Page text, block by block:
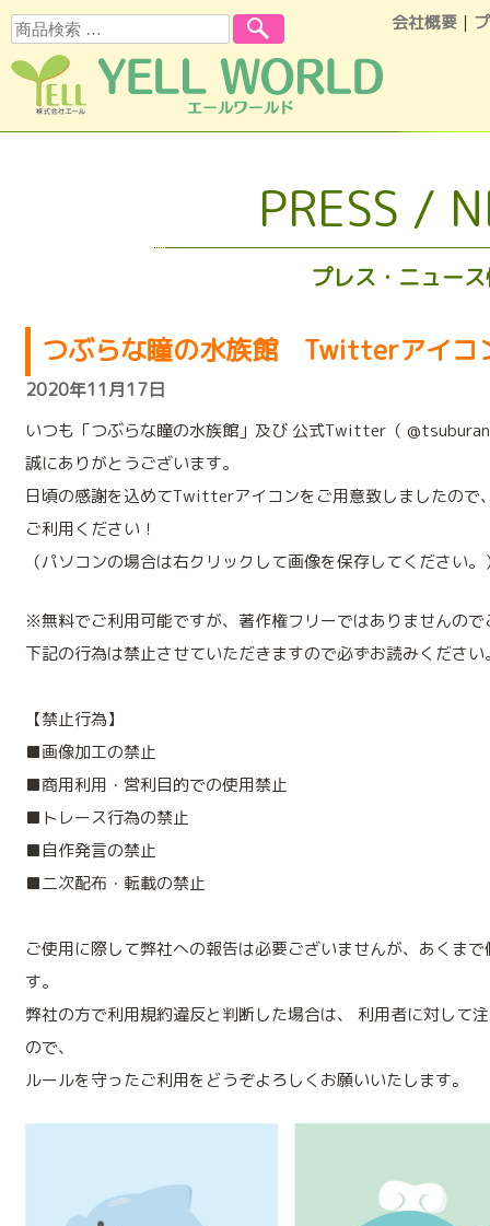
会社概要 ｜
検索
PRESS /
プレス・ニュー
つぶらな瞳の水族館 Twitterアイコ
2020年11月17日
いつも「つぶらな瞳の水族館」及び 公式Twitter（
誠にありがとうございます。
日頃の感謝を込めてTwitterアイコンをご用意致しましたので
ご利用ください！
（パソコンの場合は右クリックして画像を保存してください。
※無料でご利用可能ですが、著作権フリーではありませんので
下記の行為は禁止させていただきますので必ずお読みください
【禁止行為】
■画像加工の禁止
■商用利用・営利目的での使用禁止
■トレース行為の禁止
■自作発言の禁止
■二次配布・転載の禁止
ご使用に際して弊社への報告は必要ございませんが、あくま
す。
弊社の方で利用規約違反と判断した場合は、 利用者に対して
ので、
ルールを守ったご利用をどうぞよろしくお願いいたします。